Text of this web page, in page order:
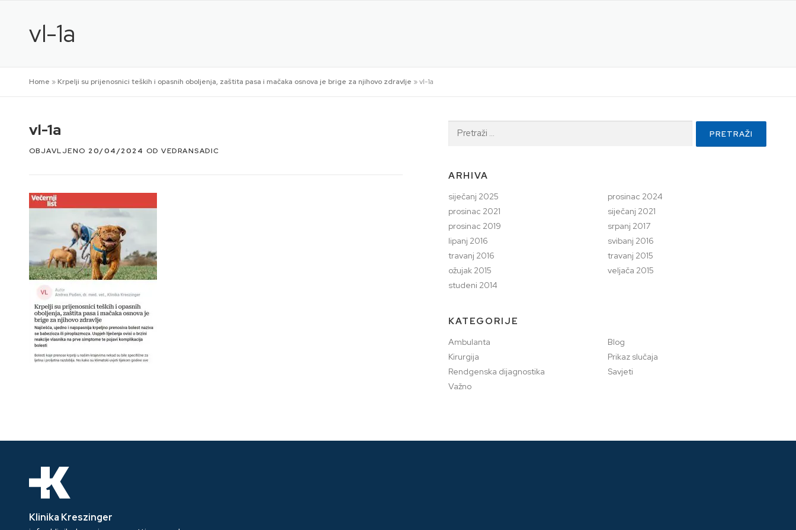
vl-1a
Home »Krpelji su prijenosnici teških i opasnih oboljenja, zaštita pasa i mačaka osnova je brige za njihovo zdravlje »vl-1a
vl-1a
OBJAVLJENO 20/04/2024 ODVEDRANSADIC
Pretraži:
ARHIVA
siječanj 2025
prosinac 2024
prosinac 2021
siječanj 2021
prosinac 2019
srpanj 2017
lipanj 2016
svibanj 2016
travanj 2016
travanj 2015
ožujak 2015
veljača 2015
studeni 2014
KATEGORIJE
Ambulanta
Blog
Kirurgija
Prikaz slučaja
Rendgenska dijagnostika
Savjeti
Važno
Klinika Kreszinger